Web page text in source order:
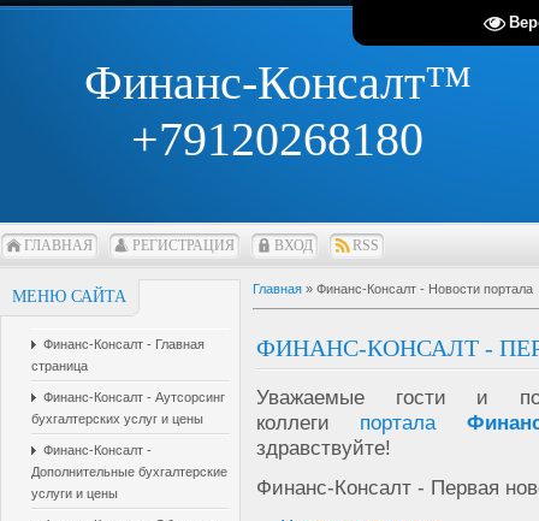
Финанс-Консалт™
+79120268180
ГЛАВНАЯ РЕГИСТРАЦИЯ ВХОД RSS
МЕНЮ САЙТА
Финанс-Консалт - Главная
страница
Финанс-Консалт - Аутсорсинг
бухгалтерских услуг и цены
Финанс-Консалт -
Дополнительные бухгалтерские
услуги и цены
Главная » Финанс-Консалт - Новости портала
ФИНАНС-КОНСАЛТ -
Уважаемые гости и
коллеги портала
здравствуйте!
Финанс-Консалт - Первая